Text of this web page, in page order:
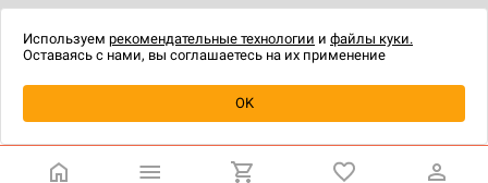
технологии.
Используем рекомендательные технологии и файлы куки.
Оставаясь с нами, вы соглашаетесь на их применение
OK